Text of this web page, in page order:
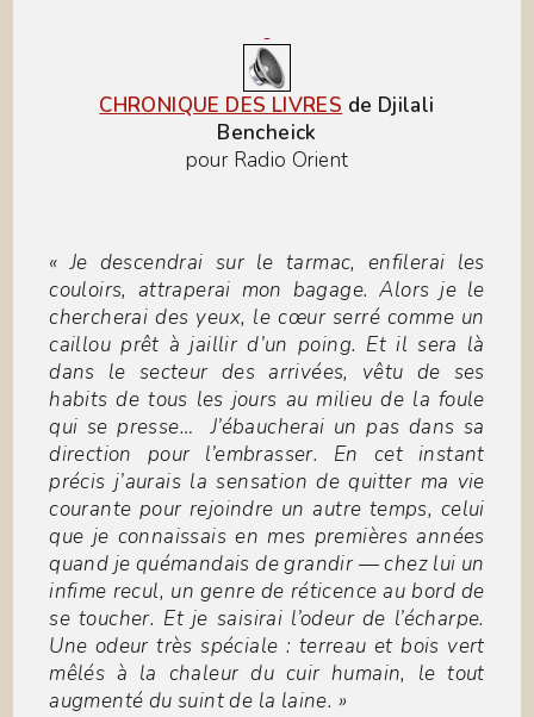
CHRONIQUE DES LIVRES de Djilali
Bencheick
pour Radio Orient
« Je descendrai sur le tarmac, enfilerai les
couloirs, attraperai mon bagage. Alors je le
chercherai des yeux, le cœur serré comme un
caillou prêt à jaillir d’un poing. Et il sera là
dans le secteur des arrivées, vêtu de ses
habits de tous les jours au milieu de la foule
qui se presse… J’ébaucherai un pas dans sa
direction pour l’embrasser. En cet instant
précis j’aurais la sensation de quitter ma vie
courante pour rejoindre un autre temps, celui
que je connaissais en mes premières années
quand je quémandais de grandir — chez lui un
infime recul, un genre de réticence au bord de
se toucher. Et je saisirai l’odeur de l’écharpe.
Une odeur très spéciale : terreau et bois vert
mêlés à la chaleur du cuir humain, le tout
augmenté du suint de la laine. »